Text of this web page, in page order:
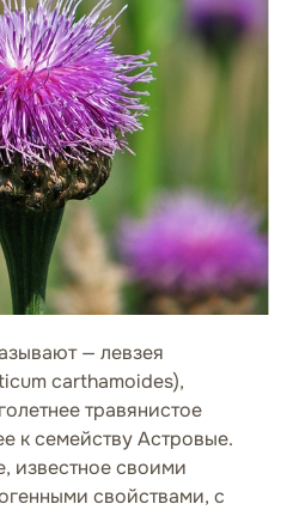
— левзея
carthamoides),
травянистое
к семейству Астровые.
известное своими
свойствами, с